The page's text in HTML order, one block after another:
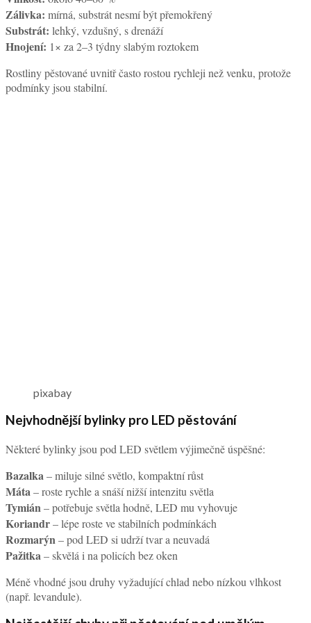
Zálivka: mírná, substrát nesmí být přemokřený
Substrát: lehký, vzdušný, s drenáží
Hnojení: 1× za 2–3 týdny slabým roztokem
Rostliny pěstované uvnitř často rostou rychleji než venku, protože
podmínky jsou stabilní.
pixabay
Nejvhodnější bylinky pro LED pěstování
Některé bylinky jsou pod LED světlem výjimečně úspěšné:
Bazalka– miluje silné světlo, kompaktní růst
Máta– roste rychle a snáší nižší intenzitu světla
Tymián– potřebuje světla hodně, LED mu vyhovuje
Koriandr– lépe roste ve stabilních podmínkách
Rozmarýn– pod LED si udrží tvar a neuvadá
Pažitka– skvělá i na policích bez oken
Méně vhodné jsou druhy vyžadující chlad nebo nízkou vlhkost
(např. levandule).